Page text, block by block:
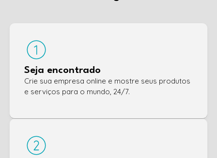
Seja encontrado
Crie sua empresa online e mostre seus produtos
e serviços para o mundo, 24/7.